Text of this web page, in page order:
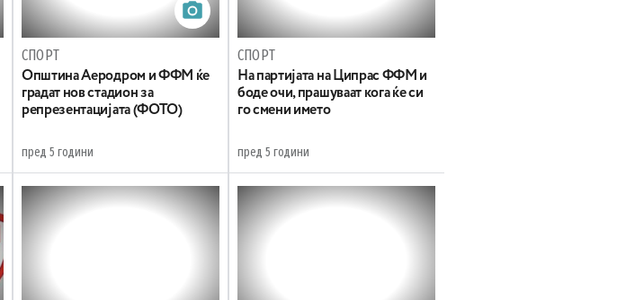
СПОРТ
Општина Аеродром и ФФМ ќе
градат нов стадион за
репрезентацијата (ФОТО)
пред 5 години
СПОРТ
На партијата на Ципрас ФФМ и
боде очи, прашуваат кога ќе си
го смени името
пред 5 години